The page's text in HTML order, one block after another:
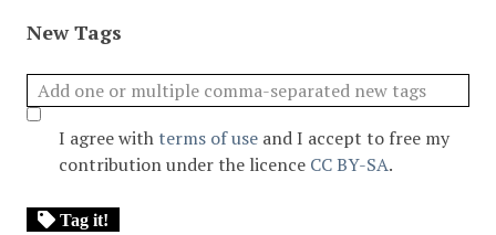
New Tags
I agree with terms of use and I accept to free my
contribution under the licence CC BY-SA.
Tag it!